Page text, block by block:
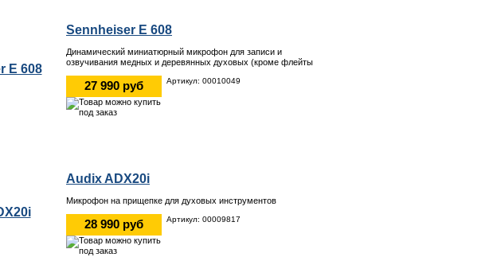
Sennheiser E 608
Динамический миниатюрный микрофон для записи и
озвучивания медных и деревянных духовых (кроме флейты
27 990 руб Артикул: 00010049
Audix ADX20i
Микрофон на прищепке для духовых инструментов
28 990 руб Артикул: 00009817